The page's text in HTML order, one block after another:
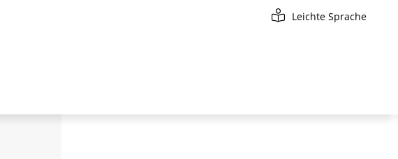
Leichte Sprache